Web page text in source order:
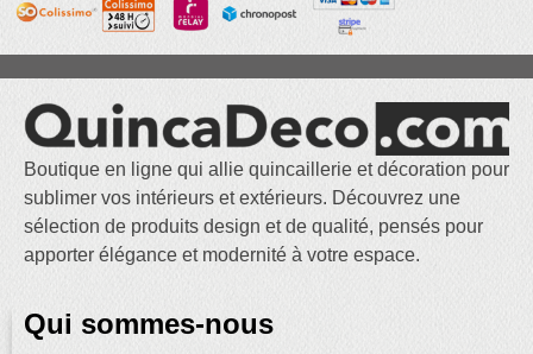
Boutique en ligne qui allie quincaillerie et décoration pour
sublimer vos intérieurs et extérieurs. Découvrez une
sélection de produits design et de qualité, pensés pour
apporter élégance et modernité à votre espace.
Qui sommes-nous